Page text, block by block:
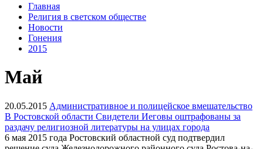
Главная
Религия в светском обществе
Новости
Гонения
2015
Май
20.05.2015 Административное и полицейское вмешательство
В Ростовской области Свидетели Иеговы оштрафованы за
раздачу религиозной литературы на улицах города
6 мая 2015 года Ростовский областной суд подтвердил